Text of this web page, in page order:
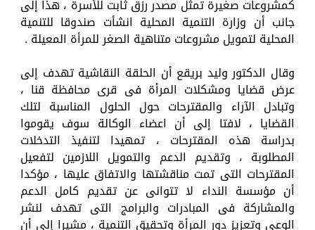
كمشروعات صغيرة تمثل مصدر رزق ثابت للأسرة ، هذا إلى
جانب أن وزارة التنمية المحلية انشأت صندوقا للتنمية
المحلية لتمويل مشروعات متناهية الصغر للمرأة المعيلة .
وقال الدكتور وليد بريقع أن الحلقة النقاشية تهدف إلى
عرض قضايا ومشكلات المرأة فى قرى محافظة قنا ،
وتبادل الآراء والمقترحات حول الحلول المناسبة لتلك
القضايا ، لافتا إلى أن اعضاء الوكالة سوف يقوموا
بدراسة هذه المقترحات ، تمهيدا لتنفيذ التدخلات
المطلوبة ، وتقديم الدعم والتمويل اللازمين لتفعيل
المقترحات التى تمت مناقشتها والاتفاق عليها ، مؤكدا
أن مؤسسة النداء لا تتوانى عن تقديم كامل الدعم
والمشاركة فى المبادرات والبرامج التى تهدف لنشر
الوعى وتعزيز دور المرأة وتحقيق التنمية ، مشيرا إلى أن